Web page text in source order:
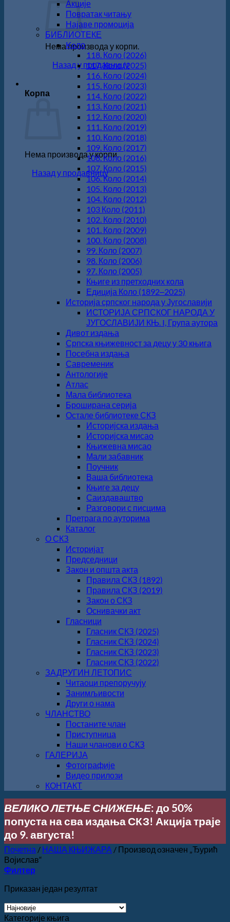
Нема производа у корпи.
Назад у продавницу
Корпа
Нема производа у корпи.
Назад у продавницу
Акције
Повратак читању
Најаве промоција
БИБЛИОТЕКЕ
Koло
118. Коло (2026)
117. Коло (2025)
116. Коло (2024)
115. Коло (2023)
114. Коло (2022)
113. Коло (2021)
112. Коло (2020)
111. Коло (2019)
110. Коло (2018)
109. Коло (2017)
108. Коло (2016)
107. Коло (2015)
106. Коло (2014)
105. Коло (2013)
104. Коло (2012)
103 Коло (2011)
102. Коло (2010)
101. Коло (2009)
100. Коло (2008)
99. Коло (2007)
98. Коло (2006)
97. Коло (2005)
Књиге из претходних кола
Едиција Коло (1892‒2025)
Историја српског народа у Југославији
ИСТОРИЈА СРПСКОГ НАРОДА У
ЈУГОСЛАВИЈИ КЊ. I, Група аутора
Дивот издања
Српска књижевност за децу у 30 књига
Посебна издања
Савременик
Антологије
Атлас
Мала библиотека
Броширана серија
Остале библиотеке СКЗ
Историјска издања
Историјска мисао
Књижевна мисао
Мали забавник
Поучник
Ваша библиотека
Књиге за децу
Саиздаваштво
Разговори с писцима
Претрага по ауторима
Каталог
О СКЗ
Историјат
Председници
Закон и општа акта
Правила СКЗ (1892)
Правила СКЗ (2019)
Закон о СКЗ
Оснивачки акт
Гласници
Гласник СКЗ (2025)
Гласник СКЗ (2024)
Гласник СКЗ (2023)
Гласник СКЗ (2022)
ЗАДРУГИН ЛЕТОПИС
Читаоци препоручују
Занимљивости
Други о нама
ЧЛАНСТВО
Постаните члан
Приступница
Наши чланови о СКЗ
ГАЛЕРИЈА
Фотографије
Видео прилози
КОНТАКТ
ВЕЛИКО ЛЕТЊЕ СНИЖЕЊЕ: до 50%
попуста на сва издања СКЗ! Акција траје
до 9. августа!
Почетна / НАША КЊИЖАРА / Производ oзначен „Ђурић
Војислав“
Филтер
Приказан један резултат
Категорије књига